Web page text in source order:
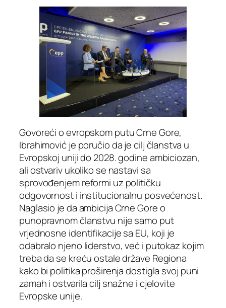
Govoreći o evropskom putu Crne Gore,
Ibrahimović je poručio da je cilj članstva u
Evropskoj uniji do 2028. godine ambiciozan,
ali ostvariv ukoliko se nastavi sa
sprovođenjem reformi uz političku
odgovornost i institucionalnu posvećenost.
Naglasio je da ambicija Crne Gore o
punopravnom članstvu nije samo put
vrjednosne identifikacije sa EU, koji je
odabralo njeno liderstvo, već i putokaz kojim
treba da se kreću ostale države Regiona
kako bi politika proširenja dostigla svoj puni
zamah i ostvarila cilj snažne i cjelovite
Evropske unije.